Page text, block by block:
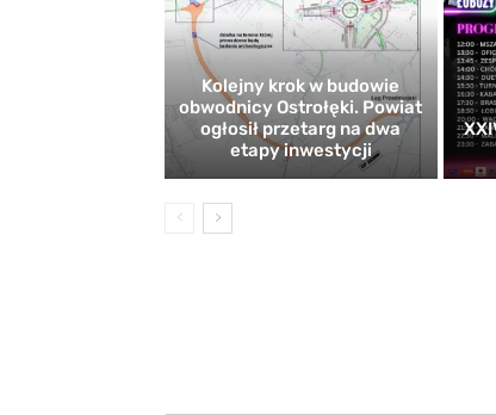
Kolejny krok w budowie
obwodnicy Ostrołęki. Powiat
ogłosił przetarg na dwa
etapy inwestycji